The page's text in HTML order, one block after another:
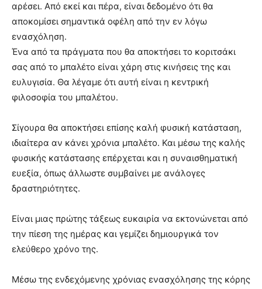
αρέσει. Από εκεί και πέρα, είναι δεδομένο ότι θα
αποκομίσει σημαντικά οφέλη από την εν λόγω
ενασχόληση.
Ένα από τα πράγματα που θα αποκτήσει το κοριτσάκι
σας από το μπαλέτο είναι χάρη στις κινήσεις της και
ευλυγισία. Θα λέγαμε ότι αυτή είναι η κεντρική
φιλοσοφία του μπαλέτου.
Σίγουρα θα αποκτήσει επίσης καλή φυσική κατάσταση,
ιδιαίτερα αν κάνει χρόνια μπαλέτο. Και μέσω της καλής
φυσικής κατάστασης επέρχεται και η συναισθηματική
ευεξία, όπως άλλωστε συμβαίνει με ανάλογες
δραστηριότητες.
Είναι μιας πρώτης τάξεως ευκαιρία να εκτονώνεται από
την πίεση της ημέρας και γεμίζει δημιουργικά τον
ελεύθερο χρόνο της.
Μέσω της ενδεχόμενης χρόνιας ενασχόλησης της κόρης